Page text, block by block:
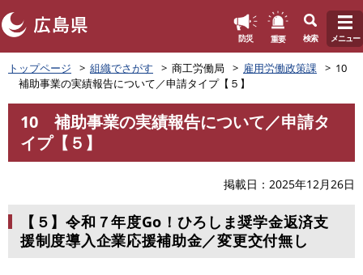
ペ
ー
の
で
防災 重要 検索 メニュー
トップページ 組織でさがす 商工労働局 雇用労働政策課
10
補助事業の実績報告について／申請タイプ【５】
10 補助事業の実績報告について／申請タ
イプ【５】
掲載日 2025年12月26日
【５】令和７年度Go！ひろしま奨学金返済支
援制度導入企業応援補助金／変更交付無し